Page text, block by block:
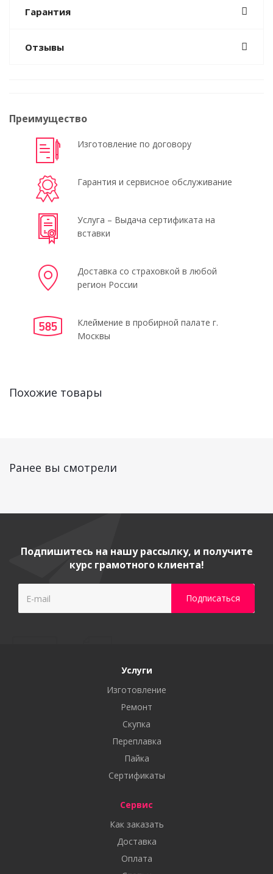
Гарантия
Отзывы
Преимущество
Изготовление по договору
Гарантия и сервисное обслуживание
Услуга – Выдача сертификата на
вставки
Доставка со страховкой в любой
регион России
Клеймение в пробирной палате г.
Москвы
Похожие товары
Ранее вы смотрели
Подпишитесь на нашу рассылку, и получите
курс грамотного клиента!
Услуги
Изготовление
Ремонт
Скупка
Переплавка
Пайка
Сертификаты
Сервис
Как заказать
Доставка
Оплата